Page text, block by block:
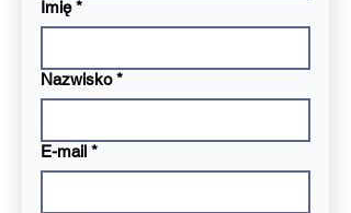
Imię *
Nazwisko *
E-mail *